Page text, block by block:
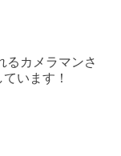
るカメラマンさ
います！